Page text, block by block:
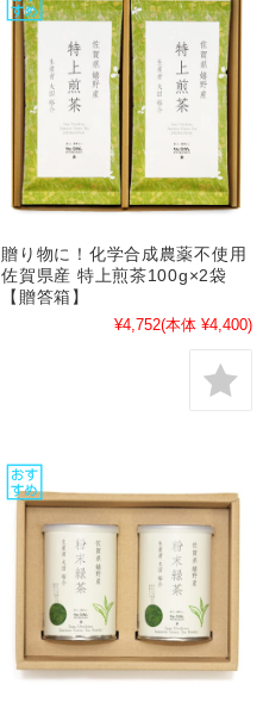
贈り物に！化学合成農薬不使用
佐賀県産 特上煎茶100g×2袋
【贈答箱】
¥4,752(本体 ¥4,400)